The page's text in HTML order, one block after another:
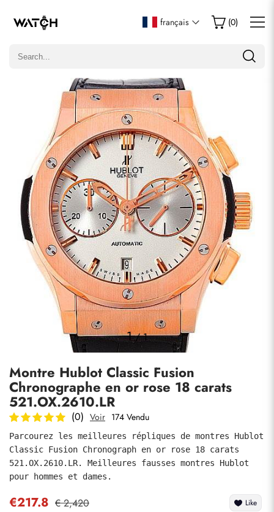
français (0)
1/1
Montre Hublot Classic Fusion
Chronographe en or rose 18 carats
521.OX.2610.LR
(0) Voir 174 Vendu
Parcourez les meilleures répliques de montres Hublot
Classic Fusion Chronograph en or rose 18 carats
521.OX.2610.LR. Meilleures fausses montres Hublot
pour hommes et dames.
€217.8 € 2,420 Like
Écrire un commentaire
Seuls les clients ayant acheté cet article sont autorisés à
commentaires
soumettre